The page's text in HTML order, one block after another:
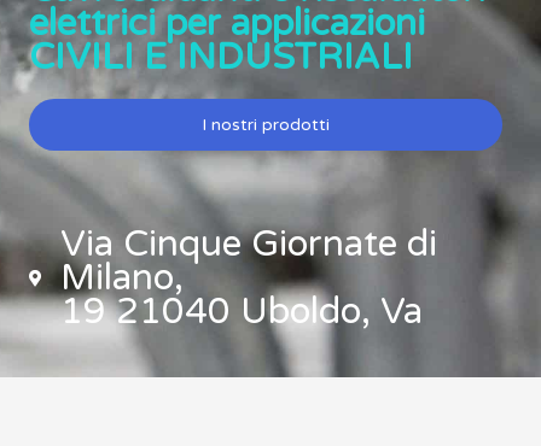
elettrici per applicazioni
CIVILI E INDUSTRIALI
I nostri prodotti
Via Cinque Giornate di
Milano,
19 21040 Uboldo, Va